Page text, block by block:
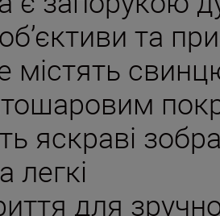
та
містять
яскраві
легкі
для